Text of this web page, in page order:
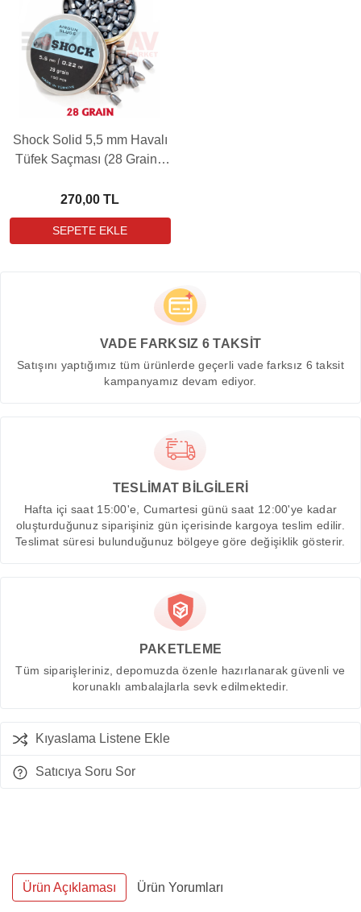
Shock Solid 5,5 mm Havalı
Tüfek Saçması (28 Grain -
270,00 TL
VADE FARKSIZ 6 TAKSİT
Satışını yaptığımız tüm ürünlerde geçerli vade farksız 6 taksit
kampanyamız devam ediyor.
TESLİMAT BİLGİLERİ
Hafta içi saat 15:00'e, Cumartesi günü saat 12:00'ye kadar
oluşturduğunuz siparişiniz gün içerisinde kargoya teslim edilir.
Teslimat süresi bulunduğunuz bölgeye göre değişiklik gösterir.
PAKETLEME
Tüm siparişleriniz, depomuzda özenle hazırlanarak güvenli ve
korunaklı ambalajlarla sevk edilmektedir.
Kıyaslama Listene Ekle
Satıcıya Soru Sor
Ürün Açıklaması Ürün Yorumları